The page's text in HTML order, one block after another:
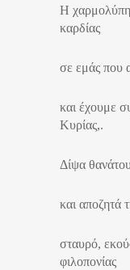
Η χαρμολύπη
καρδίας
σε εμάς που
και έχουμε
Κυρίας,.
Δίψα
και αποζητά
σταυρό,
φιλοπονίας